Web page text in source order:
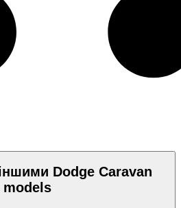
Dodge Caravan
models